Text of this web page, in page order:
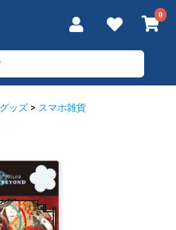
0
ッズ > スマホ雑貨